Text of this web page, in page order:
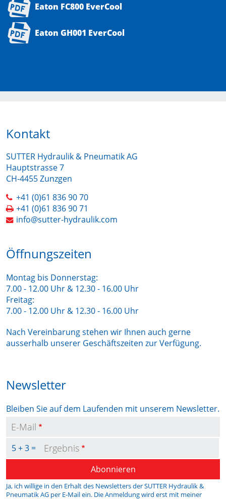
Eaton FC800 EverCool
Eaton GH001 EverCool
Kontakt
SUTTER Hydraulik & Pneumatik AG
Hauptstrasse 7
CH-4455 Zunzgen
+41 (0)61 836 90 70
+41 (0)61 836 90 71
info@sutter-hydraulik.com
Öffnungszeiten
Montag bis Donnerstag:
7.00 - 12.00 Uhr & 12.30 - 16.00 Uhr
Freitag:
7.00 - 12.00 Uhr & 12.30 - 16.00 Uhr
Nach Vereinbarung stehen wir Ihnen auch gerne
ausserhalb unserer Geschäftszeiten zur Verfügung.
Newsletter
E-Mail
Bleiben Sie auf dem Laufenden mit unserem Newsletter.
Ergebnis
5 + 3 =
Abonnieren
Ja, ich willige in den Erhalt des Newsletters der SUTTER Hydraulik &
Pneumatik AG per E-Mail ein. Die Anmeldung wird erst mit meiner